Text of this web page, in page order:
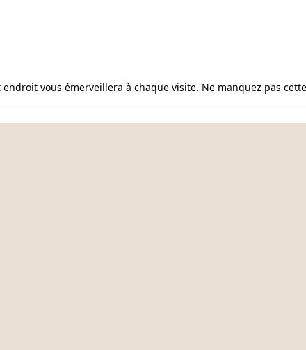
vous émerveillera à chaque visite. Ne manquez pas